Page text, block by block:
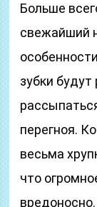
Больше
свежайший
зубки
перегноя.
весьма
что